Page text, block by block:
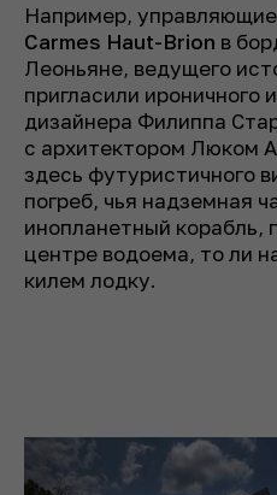
Например,
Carmes Haut-Brion в
Леоньяне, ведущего
пригласили ироничного
дизайнера Филиппа
с архитектором Люком
здесь футуристичного
погреб, чья надземная
инопланетный корабль,
центре водоема, то ли
килем лодку.